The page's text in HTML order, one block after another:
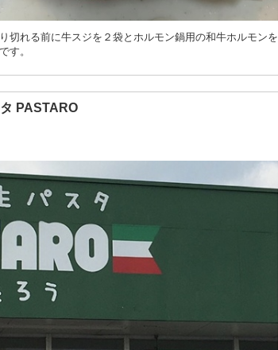
切れる前に牛スジを２袋とホルモン鍋用の和牛ホルモンを
す。
PASTARO